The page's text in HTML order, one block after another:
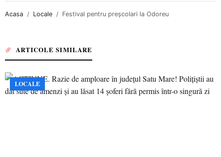
Acasa Locale Festival pentru preşcolari la Odoreu
ARTICOLE SIMILARE
LOCALE